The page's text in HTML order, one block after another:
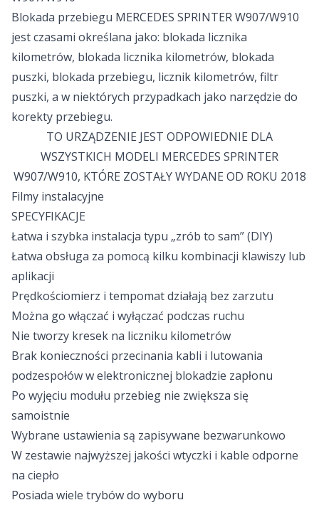
Blokada przebiegu MERCEDES SPRINTER W907/W910
jest czasami określana jako: blokada licznika
kilometrów, blokada licznika kilometrów, blokada
puszki, blokada przebiegu, licznik kilometrów, filtr
puszki, a w niektórych przypadkach jako narzędzie do
korekty przebiegu.
TO URZĄDZENIE JEST ODPOWIEDNIE DLA
WSZYSTKICH MODELI MERCEDES SPRINTER
W907/W910, KTÓRE ZOSTAŁY WYDANE OD ROKU 2018
Filmy instalacyjne
SPECYFIKACJE
Łatwa i szybka instalacja typu „zrób to sam” (DIY)
Łatwa obsługa za pomocą kilku kombinacji klawiszy lub
aplikacji
Prędkościomierz i tempomat działają bez zarzutu
Można go włączać i wyłączać podczas ruchu
Nie tworzy kresek na liczniku kilometrów
Brak konieczności przecinania kabli i lutowania
podzespołów w elektronicznej blokadzie zapłonu
Po wyjęciu modułu przebieg nie zwiększa się
samoistnie
Wybrane ustawienia są zapisywane bezwarunkowo
W zestawie najwyższej jakości wtyczki i kable odporne
na ciepło
Posiada wiele trybów do wyboru